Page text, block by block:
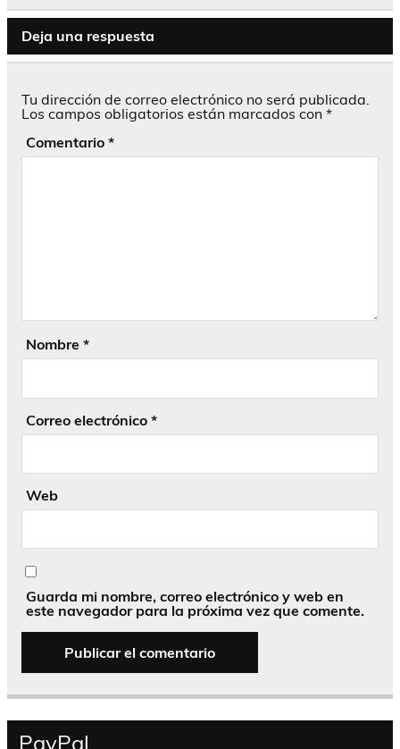
Deja una respuesta
Tu dirección de correo electrónico no será publicada.
Los campos obligatorios están marcados con *
Comentario *
Nombre *
Correo electrónico *
Web
Guarda mi nombre, correo electrónico y web en
este navegador para la próxima vez que comente.
PayPal